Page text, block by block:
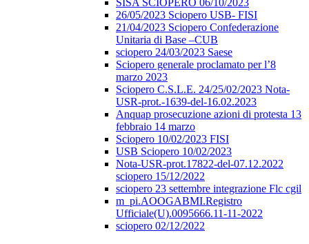
SISA SCIOPERO 06/10/2023
26/05/2023 Sciopero USB- FISI
21/04/2023 Sciopero Confederazione
Unitaria di Base –CUB
sciopero 24/03/2023 Saese
Sciopero generale proclamato per l’8
marzo 2023
Sciopero C.S.L.E. 24/25/02/2023 Nota-
USR-prot.-1639-del-16.02.2023
Anquap prosecuzione azioni di protesta 13
febbraio 14 marzo
Sciopero 10/02/2023 FISI
USB Sciopero 10/02/2023
Nota-USR-prot.17822-del-07.12.2022
sciopero 15/12/2022
sciopero 23 settembre integrazione Flc cgil
m_pi.AOOGABMI.Registro
Ufficiale(U).0095666.11-11-2022
sciopero 02/12/2022